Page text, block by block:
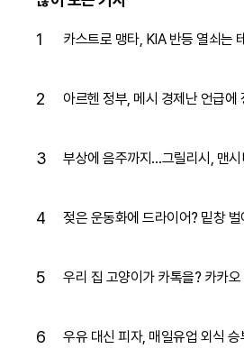
1 카스트로 맹타, KIA 반등 열쇠는
2 아르헨 정부, 메시 경제난 언급에
3 부상에 음주까지…그릴리시, 맨시
4 젖은 운동화에 드라이어? 밑창
5 우리 집 고양이가 카톡을? 카카오
6 우유 대신 피자, 매일유업 외식 승